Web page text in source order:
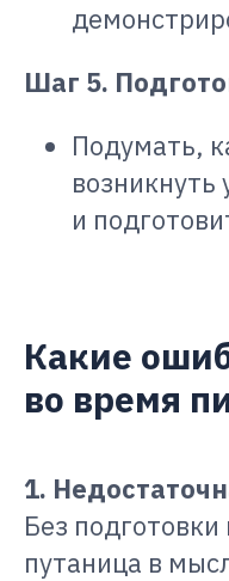
Шаг 5.
Подумать,
возникнуть
и
Какие
во время
1.
Без
путаница в